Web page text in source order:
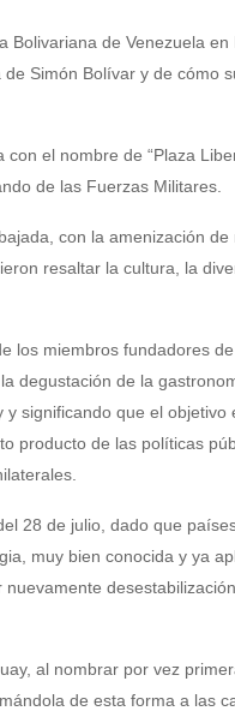
de Venezuela en
Simón Bolívar y de cómo
el nombre de “Plaza
de las Fuerzas Militares.
con la amenización de
resaltar la cultura, la
los miembros fundadores
degustación de la
significando que el objetivo
producto de las políticas
28 de julio, dado que
muy bien conocida y ya
al nombrar por vez
de esta forma a las